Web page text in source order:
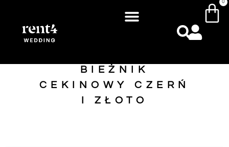
0
BIEŻNIK
CEKINOWY CZERŃ
I ZŁOTO